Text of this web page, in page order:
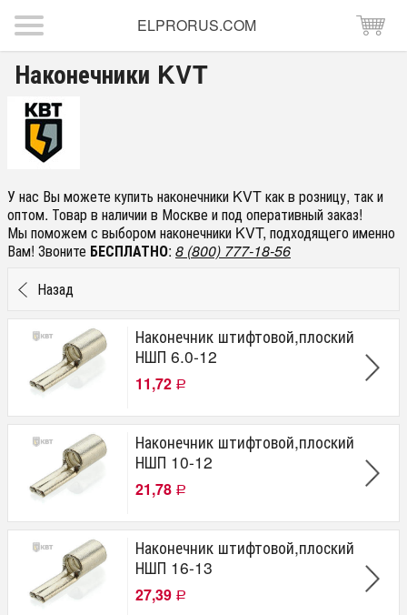
ELPRORUS.COM
Наконечники KVT
У нас Вы можете купить наконечники KVT как в розницу, так и
оптом. Товар в наличии в Москве и под оперативный заказ!
Мы поможем с выбором наконечники KVT, подходящего именно
Вам! Звоните БЕСПЛАТНО: 8 (800) 777-18-56
Назад
Наконечник штифтовой,плоский
НШП 6.0-12
11,72 Р
Наконечник штифтовой,плоский
НШП 10-12
21,78 Р
Наконечник штифтовой,плоский
НШП 16-13
27,39 Р